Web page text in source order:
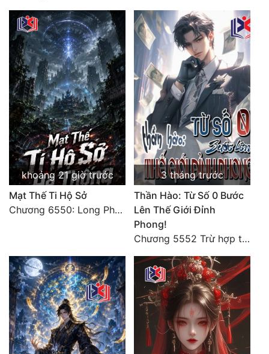
Sát Phạt Quyết Đoán
Vô Sỉ
Điềm Đạm
khoảng 21 giờ trước
Mạt Thế Ti Hộ Sở
Chương 6550: Long Phượng Thần Trận
3 tháng trước
Thần Hào: Từ Số 0 Bước
Lên Thế Giới Đỉnh
Phong!
Chương 5552 Trừ hợp tác, không còn cách nào khác!